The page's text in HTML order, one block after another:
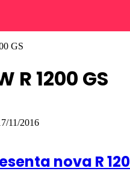
GS
R 1200 GS
11/2016
nova R